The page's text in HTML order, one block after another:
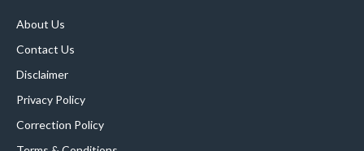
About Us
Contact Us
Disclaimer
Privacy Policy
Correction Policy